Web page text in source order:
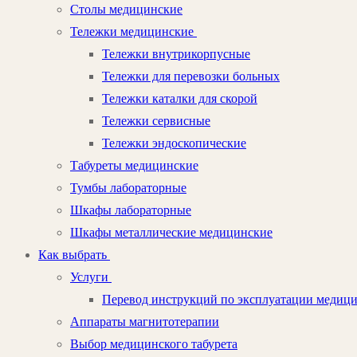
Столы медицинские
Тележки медицинские
Тележки внутрикорпусные
Тележки для перевозки больных
Тележки каталки для скорой
Тележки сервисные
Тележки эндоскопические
Табуреты медицинские
Тумбы лабораторные
Шкафы лабораторные
Шкафы металлические медицинские
Как выбрать
Услуги
Перевод инструкций по эксплуатации
Аппараты магнитотерапии
Выбор медицинского табурета